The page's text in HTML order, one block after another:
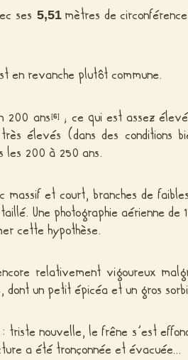
ses 5,51mètres de circonférence
en revanche plutôt commune.
200 ans[6]
; ce qui est assez
élevés (dans des conditions
les 200 à 250 ans.
et court, branches de
Une photographie aérienne de
cette hypothèse.
relativement vigoureux
dont un petit épicéa et un gros
: triste nouvelle, le frêne s’est
a été tronçonnée et évacuée…